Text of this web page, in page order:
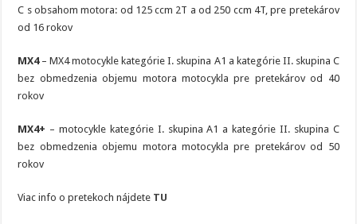
C s obsahom motora: od 125 ccm 2T a od 250 ccm 4T, pre pretekárov
od 16 rokov
MX4– MX4 motocykle kategórie I. skupina A1 a kategórie II. skupina C
bez obmedzenia objemu motora motocykla pre pretekárov od 40
rokov
MX4+ – motocykle kategórie I. skupina A1 a kategórie II. skupina C
bez obmedzenia objemu motora motocykla pre pretekárov od 50
rokov
Viac info o pretekoch nájdete TU